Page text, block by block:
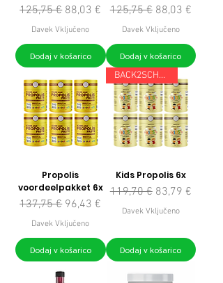
Redna cena
125,75 € Cena na razprodaji
88,03 €
Davek Vključeno
Dodaj v košarico
Redna cena
125,75 € Cena na
88,03 €
Davek Vključeno
Dodaj v košarico
Propolis
voordeelpakket 6x
Redna cena
137,75 € Cena na razprodaji
96,43 €
Davek Vključeno
Dodaj v košarico
BACK2SCHOOL
Kids Propolis 6x
Redna cena
119,70 € Cena na
83,79 €
Davek Vključeno
Dodaj v košarico